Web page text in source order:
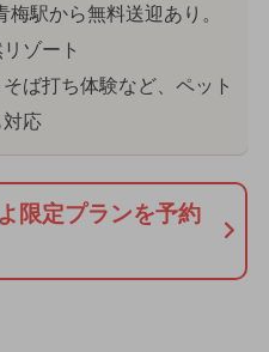
駅から無料送迎あり。
ゾート
ば打ち体験など、ペット
応
限定プランを予約